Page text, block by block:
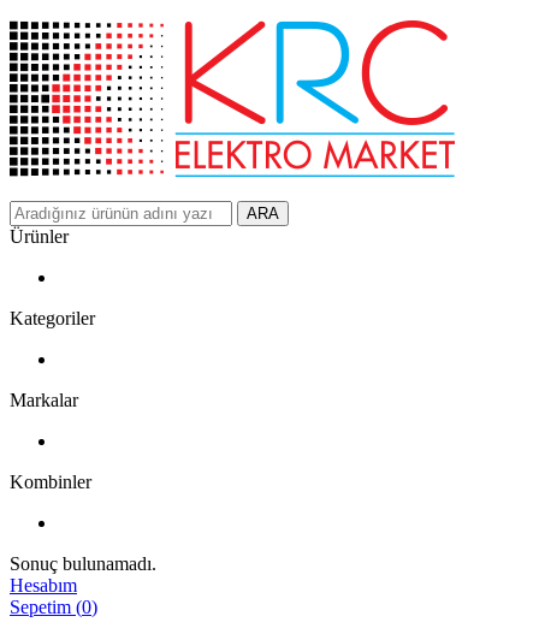
ARA
Ürünler
Kategoriler
Markalar
Kombinler
Sonuç bulunamadı.
Hesabım
Sepetim (0)